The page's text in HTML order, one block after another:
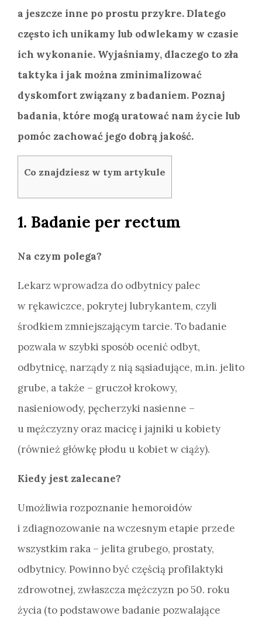
a jeszcze inne po prostu przykre. Dlatego
często ich unikamy lub odwlekamy w czasie
ich wykonanie. Wyjaśniamy, dlaczego to zła
taktyka i jak można zminimalizować
dyskomfort związany z badaniem. Poznaj
badania, które mogą uratować nam życie lub
pomóc zachować jego dobrą jakość.
Co znajdziesz w tym artykule
1. Badanie per rectum
Na czym polega?
Lekarz wprowadza do odbytnicy palec
w rękawiczce, pokrytej lubrykantem, czyli
środkiem zmniejszającym tarcie. To badanie
pozwala w szybki sposób ocenić odbyt,
odbytnicę, narządy z nią sąsiadujące, m.in. jelito
grube, a także – gruczoł krokowy,
nasieniowody, pęcherzyki nasienne –
u mężczyzny oraz macicę i jajniki u kobiety
(również główkę płodu u kobiet w ciąży).
Kiedy jest zalecane?
Umożliwia rozpoznanie hemoroidów
i zdiagnozowanie na wczesnym etapie przede
wszystkim raka – jelita grubego, prostaty,
odbytnicy. Powinno być częścią profilaktyki
zdrowotnej, zwłaszcza mężczyzn po 50. roku
życia (to podstawowe badanie pozwalające